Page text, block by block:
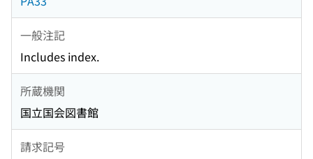
一般注記
Includes index.
所蔵機関
国立国会図書館
請求記号